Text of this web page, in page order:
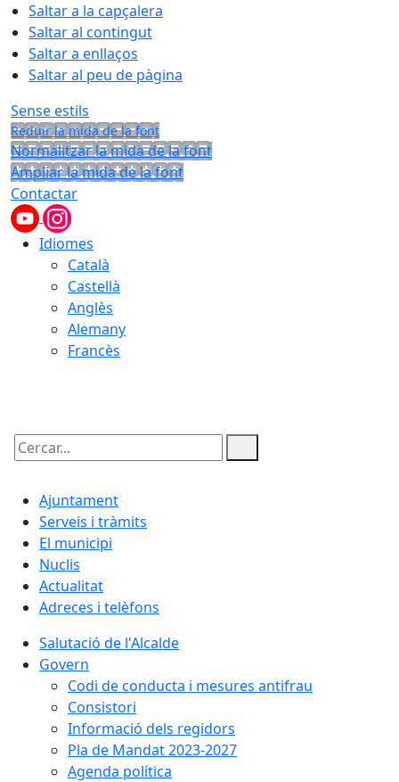
Saltar a la capçalera
Saltar al contingut
Saltar a enllaços
Saltar al peu de pàgina
Sense estils
Reduir la mida de la font
Normalitzar la mida de la font
Ampliar la mida de la font
Contactar
Idiomes
Català
Castellà
Anglès
Alemany
Francès
Cercar:
Ajuntament
Serveis i tràmits
El municipi
Nuclis
Actualitat
Adreces i telèfons
Salutació de l'Alcalde
Govern
Codi de conducta i mesures antifrau
Consistori
Informació dels regidors
Pla de Mandat 2023-2027
Agenda política